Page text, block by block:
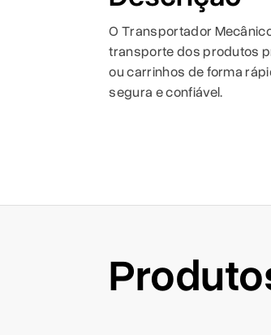
O Transportador
transporte dos produtos
ou carrinhos de forma
segura e confiável.